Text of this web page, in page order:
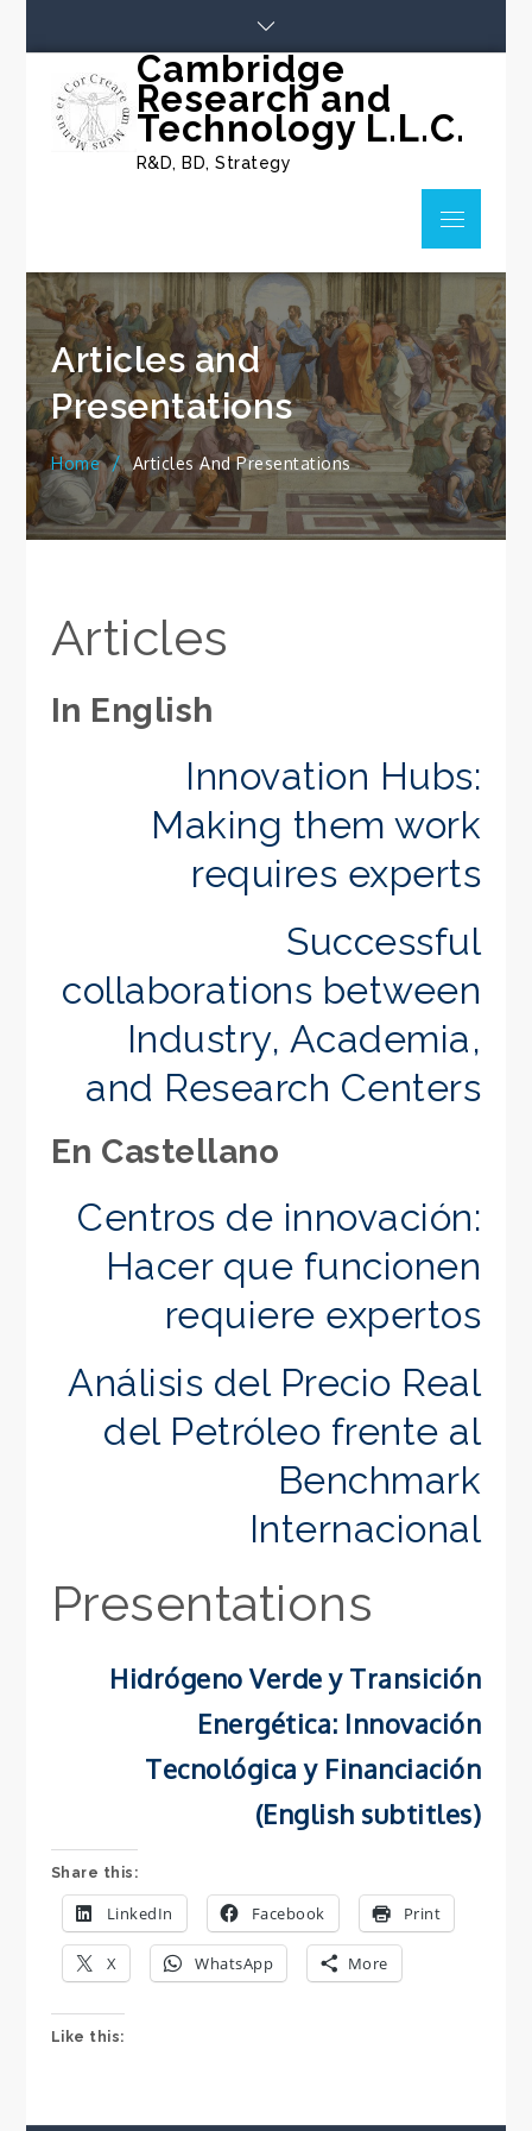
content
Cambridge
Research and
Technology L.L.C.
R&D, BD, Strategy
Menu
Articles and
Presentations
Home Articles And Presentations
Articles
In English
Innovation Hubs:
Making them work
requires experts
Successful
collaborations between
Industry, Academia,
and Research Centers
En Castellano
Centros de innovación:
Hacer que funcionen
requiere expertos
Análisis del Precio Real
del Petróleo frente al
Benchmark
Internacional
Presentations
Hidrógeno Verde y Transición
Energética: Innovación
Tecnológica y Financiación
(English subtitles)
Share this:
LinkedIn Facebook Print
X WhatsApp More
Like this: